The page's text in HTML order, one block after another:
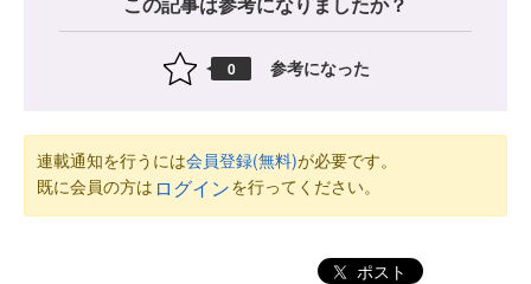
0 参考になった
連載通知を行うには会員登録(無料)が必要です。
既に会員の方は ログインを行ってください。
ポスト